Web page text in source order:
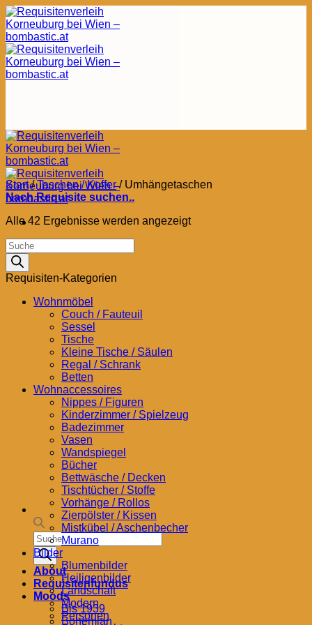
Zum
Inhalt
springen
Products
search
About
Requisitenfundus
Moods
Bis 1939
Bohemian
Start / Taschen / Koffer /Umhängetaschen
Nach Requisite suchen..
Alle 42 Ergebnisse werden angezeigtNach
Products
search
Requisiten-Kategorien
Wohnmöbel
Couch / Fauteuil
Sessel
Tische
Kleine Tische / Säulen
Regal / Schrank
Betten
Wohnaccessoires
Nippes / Figuren
Kinderzimmer / Spielzeug
Badezimmer
Vasen
Wandspiegel
Bücher
Bettwäsche / Decken
Tischtücher / Stoffe
Vorhänge / Rollos
Zierpölster / Kissen
Mistkübel / Aschenbecher
Murano
Bilder
Blumenbilder
Heiligenbilder
Landschaft
Modern
Personen